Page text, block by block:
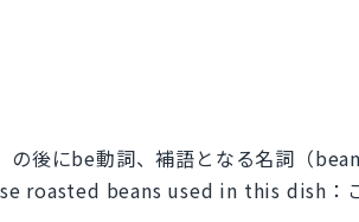
後にbe動詞、補語となる名詞（
roasted beans used in this dish：